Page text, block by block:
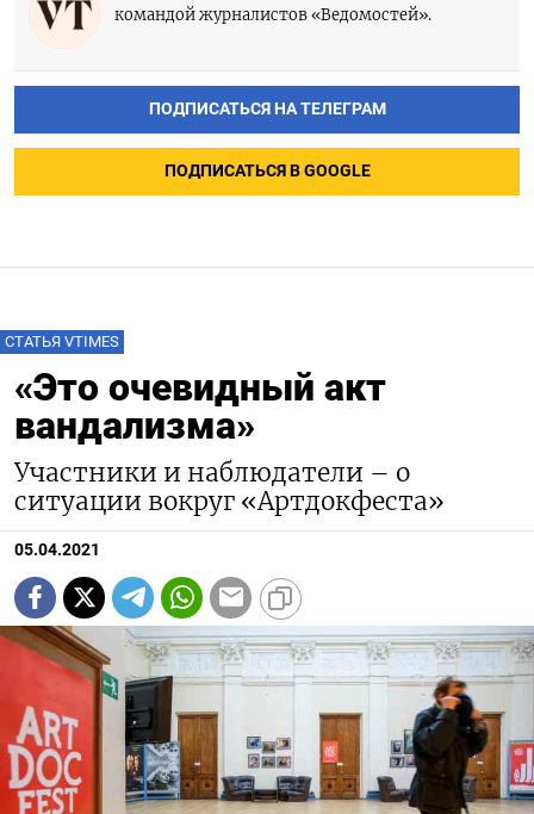
командой журналистов «Ведомостей».
ПОДПИСАТЬСЯ НА ТЕЛЕГРАМ
ПОДПИСАТЬСЯ В GOOGLE
СТАТЬЯ VTIMES
«Это очевидный акт
вандализма»
Участники и наблюдатели – о
ситуации вокруг «Артдокфеста»
05.04.2021